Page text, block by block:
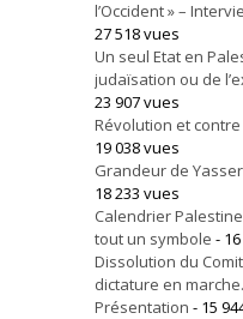
l’Occident » –
27 518 vues
Un seul Etat en
judaïsation ou de
23 907 vues
Révolution et
19 038 vues
Grandeur de
18 233 vues
Calendrier
tout un symbole -
Dissolution du
dictature en marche.
Présentation - 15